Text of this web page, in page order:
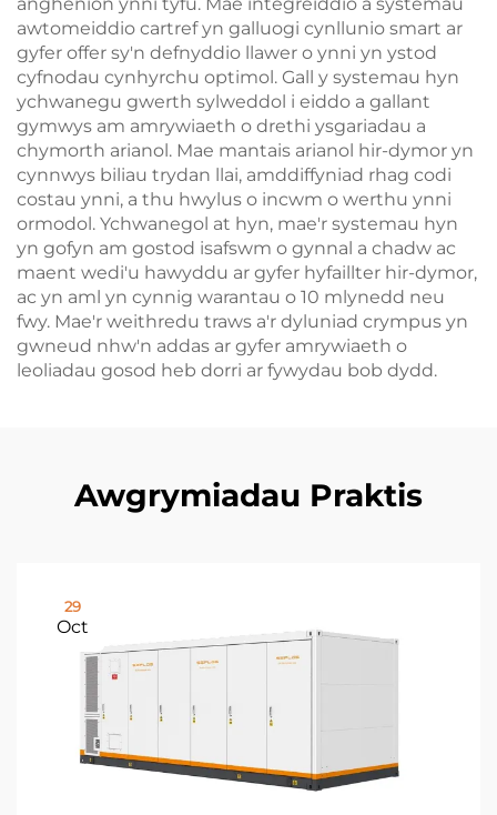
awtomeiddio cartref yn galluogi cynllunio smart ar
gyfer offer sy'n defnyddio llawer o ynni yn ystod
cyfnodau cynhyrchu optimol. Gall y systemau hyn
ychwanegu gwerth sylweddol i eiddo a gallant
gymwys am amrywiaeth o drethi ysgariadau a
chymorth arianol. Mae mantais arianol hir-dymor yn
cynnwys biliau trydan llai, amddiffyniad rhag codi
costau ynni, a thu hwylus o incwm o werthu ynni
ormodol. Ychwanegol at hyn, mae'r systemau hyn
yn gofyn am gostod isafswm o gynnal a chadw ac
maent wedi'u hawyddu ar gyfer hyfaillter hir-dymor,
ac yn aml yn cynnig warantau o 10 mlynedd neu
fwy. Mae'r weithredu traws a'r dyluniad crympus yn
gwneud nhw'n addas ar gyfer amrywiaeth o
leoliadau gosod heb dorri ar fywydau bob dydd.
Awgrymiadau Praktis
29
Oct